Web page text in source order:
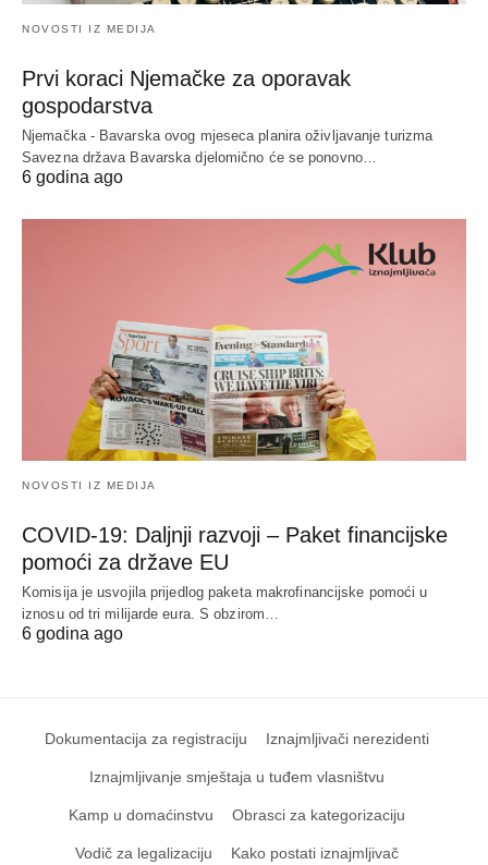
NOVOSTI IZ MEDIJA
Prvi koraci Njemačke za oporavak
gospodarstva
Njemačka - Bavarska ovog mjeseca planira oživljavanje turizma
Savezna država Bavarska djelomično će se ponovno…
6 godina ago
NOVOSTI IZ MEDIJA
COVID-19: Daljnji razvoji – Paket financijske
pomoći za države EU
Komisija je usvojila prijedlog paketa makrofinancijske pomoći u
iznosu od tri milijarde eura. S obzirom…
6 godina ago
Dokumentacija za registraciju Iznajmljivači nerezidenti
Iznajmljivanje smještaja u tuđem vlasništvu
Kamp u domaćinstvu Obrasci za kategorizaciju
Vodič za legalizaciju Kako postati iznajmljivač